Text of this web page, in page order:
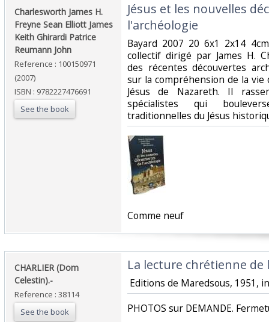
‎Charlesworth James H.
Freyne Sean Elliott James
Keith Ghirardi Patrice
Reumann John‎
Reference : 100150971
(2007)
ISBN : 9782227476691
See the book
‎Jésus et les nouvelles
l'archéologie‎
‎Bayard 2007 20 6x1 2x14
collectif dirigé par James H.
des récentes découvertes
sur la compréhension de la
Jésus de Nazareth. Il
spécialistes qui
traditionnelles du Jésus
‎Comme neuf‎
‎CHARLIER (Dom
Celestin).-‎
Reference : 38114
See the book
‎La lecture chrétienne de
Editions de Maredsous, 1951,
‎PHOTOS sur DEMANDE.